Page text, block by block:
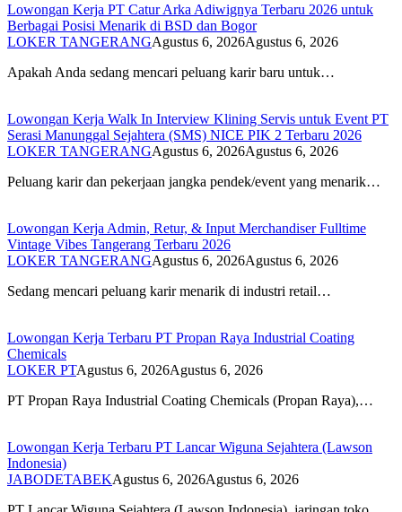
Lowongan Kerja PT Catur Arka Adiwignya Terbaru 2026 untuk
Berbagai Posisi Menarik di BSD dan Bogor
LOKER TANGERANGAgustus 6, 2026Agustus 6, 2026
Apakah Anda sedang mencari peluang karir baru untuk…
Lowongan Kerja Walk In Interview Klining Servis untuk Event PT
Serasi Manunggal Sejahtera (SMS) NICE PIK 2 Terbaru 2026
LOKER TANGERANGAgustus 6, 2026Agustus 6, 2026
Peluang karir dan pekerjaan jangka pendek/event yang menarik…
Lowongan Kerja Admin, Retur, & Input Merchandiser Fulltime
Vintage Vibes Tangerang Terbaru 2026
LOKER TANGERANGAgustus 6, 2026Agustus 6, 2026
Sedang mencari peluang karir menarik di industri retail…
Lowongan Kerja Terbaru PT Propan Raya Industrial Coating
Chemicals
LOKER PTAgustus 6, 2026Agustus 6, 2026
PT Propan Raya Industrial Coating Chemicals (Propan Raya),…
Lowongan Kerja Terbaru PT Lancar Wiguna Sejahtera (Lawson
Indonesia)
JABODETABEKAgustus 6, 2026Agustus 6, 2026